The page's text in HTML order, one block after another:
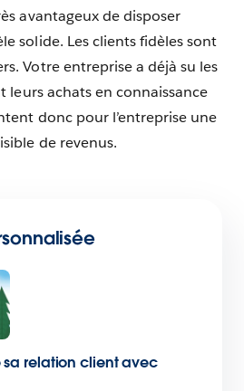
avantageux de disposer
solide. Les clients fidèles sont
Votre entreprise a déjà su les
leurs achats en connaissance
donc pour l’entreprise une
de revenus.
sa relation client avec